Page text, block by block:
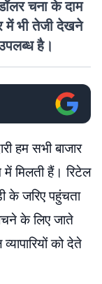
चना के दाम
भी तेजी देखने
है।
हम सभी बाजार
मिलती हैं। रिटेल
के जरिए पहुंचता
के लिए जाते
को देते